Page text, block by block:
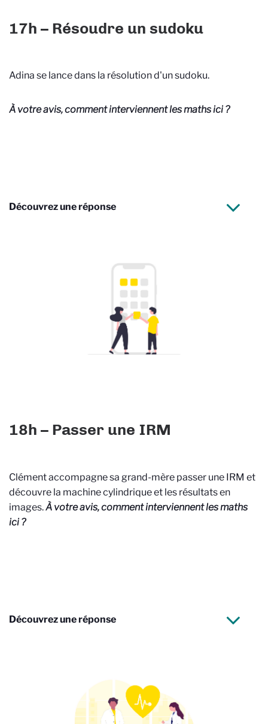
17h – Résoudre un sudoku
Adina se lance dans la résolution d'un sudoku.
À votre avis, comment interviennent les maths ici ?
Découvrez une réponse
18h – Passer une IRM
Clément accompagne sa grand-mère passer une IRM et
découvre la machine cylindrique et les résultats en
images.À votre avis, comment interviennent les maths
ici ?
Découvrez une réponse